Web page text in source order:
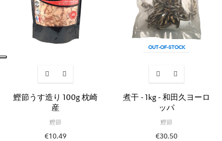
鰹節うす造り 100g 枕崎
産
鰹節
€10.49
OUT-OF-STOCK
煮干 - 1kg - 和田久ヨーロ
ッパ
鰹節
€30.50